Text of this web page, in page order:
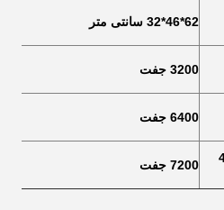
62*46*32 سانتی متر
3200 جفت
6400 جفت
40
7200 جفت